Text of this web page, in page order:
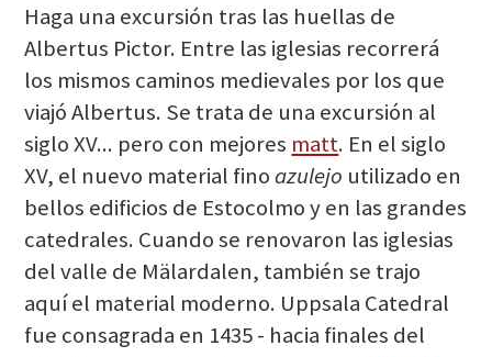
Haga una excursión tras las huellas de
Albertus Pictor. Entre las iglesias recorrerá
los mismos caminos medievales por los que
viajó Albertus. Se trata de una excursión al
siglo XV... pero con mejores matt. En el siglo
XV, el nuevo material finoazulejo utilizado en
bellos edificios de Estocolmo y en las grandes
catedrales. Cuando se renovaron las iglesias
del valle de Mälardalen, también se trajo
aquí el material moderno. Uppsala Catedral
fue consagrada en 1435 - hacia finales del